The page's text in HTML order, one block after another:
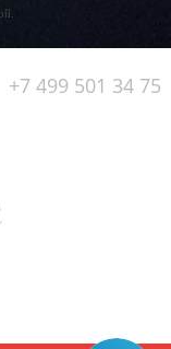
+7 499 501 34 75